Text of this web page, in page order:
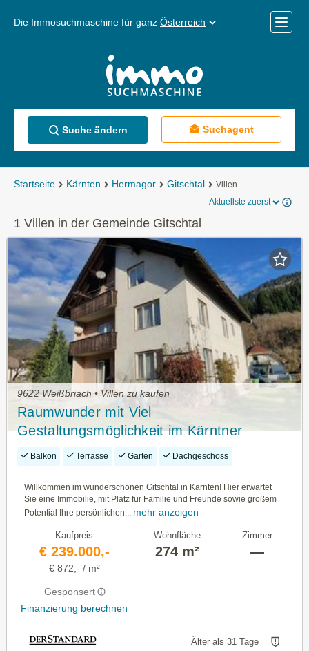
Die Immosuchmaschine für ganz Österreich
Menü
Suche ändern Suchagent
Startseite Kärnten Hermagor Gitschtal
Villen
Aktuellste zuerst
1 Villen in der Gemeinde Gitschtal
9622 Weißbriach • Villen zu kaufen
Raumwunder mit Viel
Gestaltungsmöglichkeit im Kärntner
Gitschtal Nahe dem Weissensee
Balkon Terrasse Garten Dachgeschoss
Willkommen im wunderschönen Gitschtal in Kärnten! Hier erwartet
Sie eine Immobilie, mit Platz für Familie und Freunde sowie großem
Potential Ihre persönlichen...
mehr anzeigen
Kaufpreis
€ 239.000,-
€ 872,- / m²
Gesponsert
Finanzierung berechnen
Wohnfläche
274 m²
Zimmer
—
Älter als 31 Tage